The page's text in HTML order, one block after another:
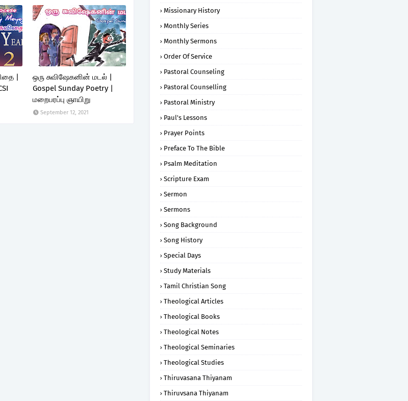
|
ஒரு சுவிஷேகனின் மடல் |
Gospel Sunday Poetry |
மறைபரப்பு ஞாயிறு
September 12, 2021
Missionary History
Monthly Series
Monthly Sermons
Order Of Service
Pastoral Counseling
Pastoral Counselling
Pastoral Ministry
Paul's Lessons
Prayer Points
Preface To The Bible
Psalm Meditation
Scripture Exam
Sermon
Sermons
Song Background
Song History
Special Days
Study Materials
Tamil Christian Song
Theological Articles
Theological Books
Theological Notes
Theological Seminaries
Theological Studies
Thiruvasana Thiyanam
Thiruvsana Thiyanam